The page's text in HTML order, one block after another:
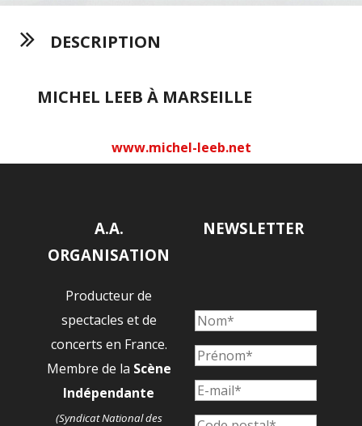
DESCRIPTION
MICHEL LEEB À MARSEILLE
www.michel-leeb.net
A.A.
ORGANISATION
Producteur de
spectacles et de
concerts en France.
Membre de la Scène
Indépendante
(Syndicat National des
NEWSLETTER